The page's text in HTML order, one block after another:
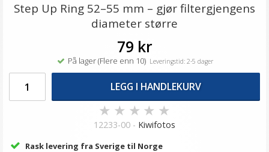
Step Up Ring 52–55 mm – gjør filtergjengens
diameter større
79 kr
På lager (Flere enn 10)Leveringstid: 2-5 dager
LEGG I HANDLEKURV
★ ★ ★ ★ ★
12233-00 - Kiwifotos
Rask levering fra Sverige til Norge